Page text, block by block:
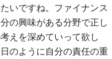
いですね。ファイナンス
の興味がある分野で正し
えを深めていって欲し
のように自分の責任の重